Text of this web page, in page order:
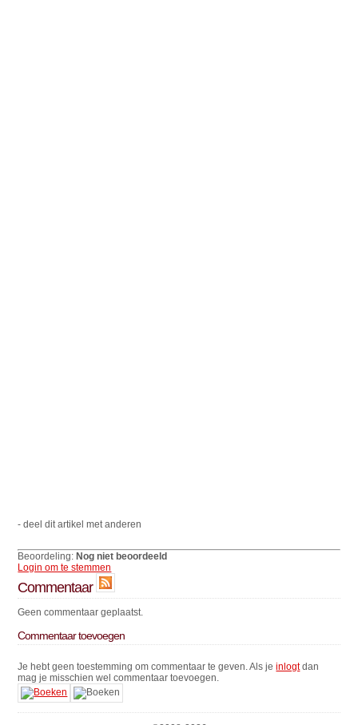
- deel dit artikel met anderen
Beoordeling:Nog niet beoordeeld
Login om te stemmen
Commentaar
Geen commentaar geplaatst.
Commentaar toevoegen
Je hebt geen toestemming om commentaar te geven. Als jeinlogtdan
mag je misschien wel commentaar toevoegen.